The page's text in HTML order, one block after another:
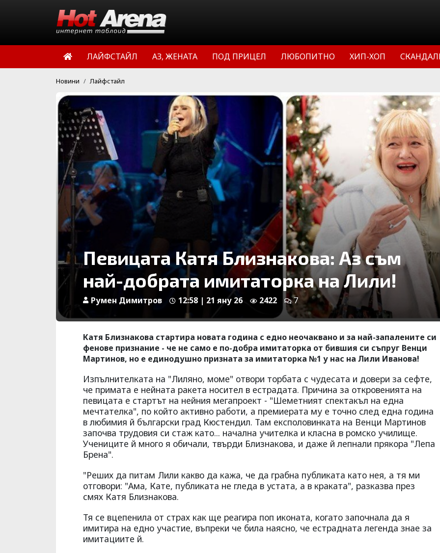
ЛАЙФСТАЙЛ АЗ, ЖЕНАТА ПОД ПРИЦЕЛ ЛЮБОПИТНО ХИП-ХОП
Новини Лайфстайл
Певицата Катя Близнакова: Аз съм
най-добрата имитаторка на Лили!
Румен Димитров 12:58 | 21 яну 26 2422 7
Катя Близнакова стартира новата година с едно неочаквано и за най-запалените си
фенове признание - че не само е по-добра имитаторка от бившия си съпруг Венци
Мартинов, но е единодушно призната за имитаторка №1 у нас на Лили Иванова!
Изпълнителката на "Лиляно, моме" отвори торбата с чудесата и довери за сефте,
че примата е нейната ракета носител в естрадата. Причина за откровенията на
певицата е стартът на нейния мегапроект - "Шеметният спектакъл на една
мечтателка", по който активно работи, а премиерата му е точно след една година
в любимия й български град Кюстендил. Там експоловинката на Венци Мартинов
започва трудовия си стаж като... начална учителка и класна в ромско училище.
Учениците й много я обичали, твърди Близнакова, и даже й лепнали прякора "Лепа
Брена".
"Реших да питам Лили какво да кажа, че да грабна публиката като нея, а тя ми
отговори: "Ама, Кате, публиката не гледа в устата, а в краката", разказва през
смях Катя Близнакова.
Тя се вцепенила от страх как ще реагира поп иконата, когато започнала да я
имитира на едно участие, въпреки че била наясно, че естрадната легенда знае за
имитациите й.